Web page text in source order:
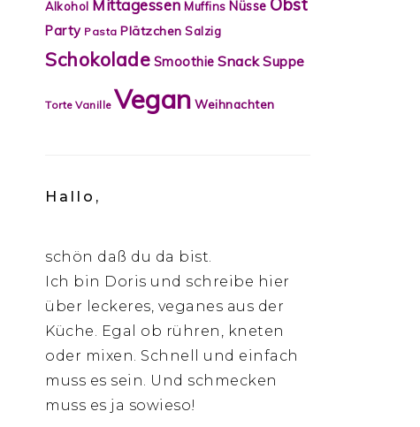
Alkohol Mittagessen Muffins Nüsse Obst
Party Pasta Plätzchen Salzig
Schokolade Smoothie SnackSuppe
Torte Vanille Vegan Weihnachten
Hallo,
schön daß du da bist.
Ich bin Doris und schreibe hier
über leckeres, veganes aus der
Küche. Egal ob rühren, kneten
oder mixen. Schnell und einfach
muss es sein. Und schmecken
muss es ja sowieso!